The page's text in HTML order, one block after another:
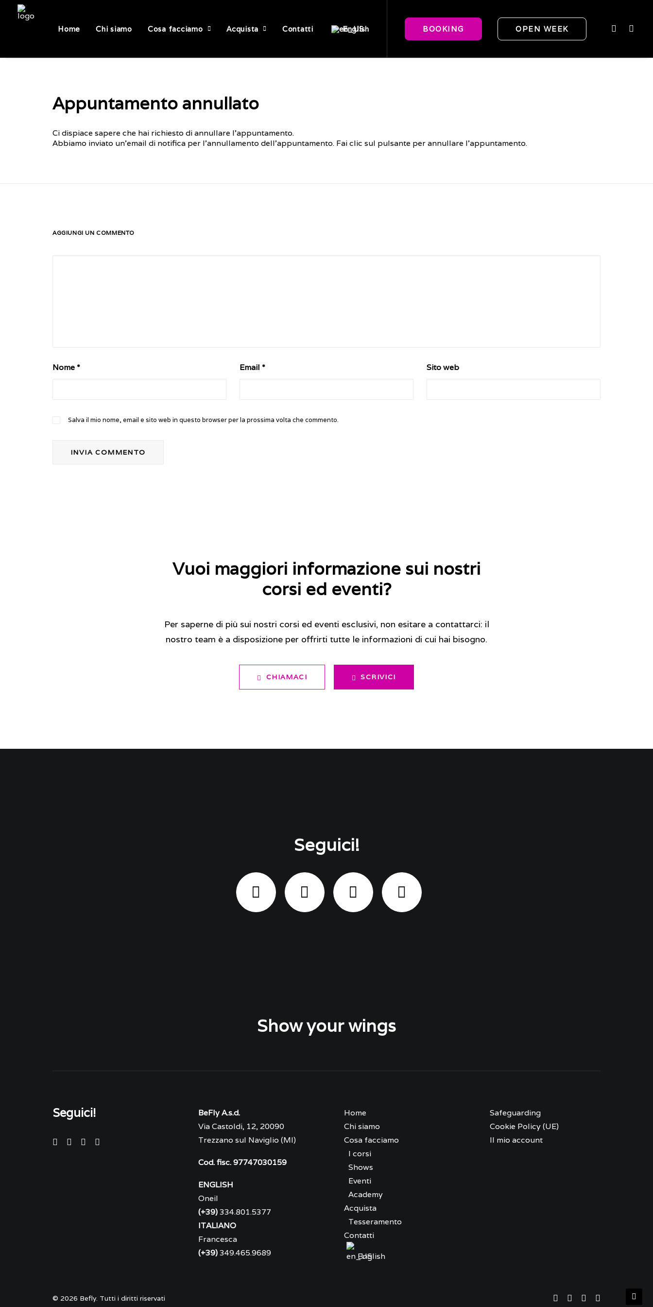
Home Chi siamo Cosa facciamo Acquista Contatti English BOOKING OPEN WEEK
Appuntamento annullato
Ci dispiace sapere che hai richiesto di annullare l'appuntamento.
Abbiamo inviato un'email di notifica per l'annullamento dell'appuntamento. Fai clic sul pulsante per annullare l'appuntamento.
AGGIUNGI UN COMMENTO
Nome * Email * Sito web
Salva il mio nome, email e sito web in questo browser per la prossima volta che commento.
Vuoi maggiori informazione sui nostri
corsi ed eventi?
Per saperne di più sui nostri corsi ed eventi esclusivi, non esitare a contattarci: il
nostro team è a disposizione per offrirti tutte le informazioni di cui hai bisogno.
CHIAMACI SCRIVICI
Seguici!
Show your wings
Seguici!
BeFly A.s.d.
Via Castoldi, 12, 20090
Trezzano sul Naviglio (MI)
Cod. fisc. 97747030159
ENGLISH
Oneil
(+39)334.801.5377
ITALIANO
Francesca
(+39)349.465.9689
Home
Chi siamo
Cosa facciamo
I corsi
Shows
Eventi
Academy
Acquista
Tesseramento
Contatti
English
Safeguarding
Cookie Policy (UE)
Il mio account
© 2026 Befly. Tutti i diritti riservati